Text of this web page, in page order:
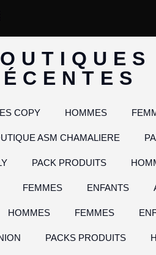
COPY HOMMES
ASM CHAMALIERE
PACK PRODUITS
FEMMES ENFANTS
HOMMES FEMMES
PACKS PRODUITS